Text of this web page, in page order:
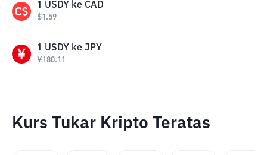
1 USDY ke CAD
$1.59
1 USDY ke JPY
¥180.11
Kurs Tukar Kripto Teratas